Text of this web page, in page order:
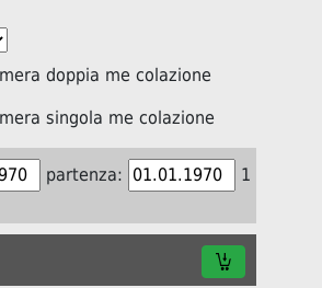
doppia me colazione
singola me colazione
partenza:
1